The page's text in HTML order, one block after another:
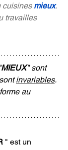
cuisines mieux.
travailles
MIEUX" sont
invariables.
au
" est un